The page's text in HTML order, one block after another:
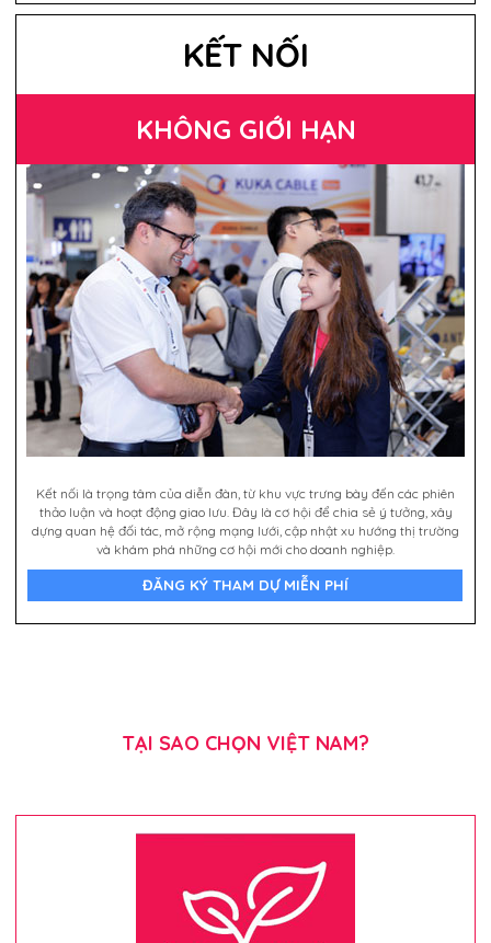
KẾT NỐI
KHÔNG GIỚI HẠN
Kết nối là trọng tâm của diễn đàn, từ khu vực trưng bày đến các phiên
thảo luận và hoạt động giao lưu. Đây là cơ hội để chia sẻ ý tưởng, xây
dựng quan hệ đối tác, mở rộng mạng lưới, cập nhật xu hướng thị trường
và khám phá những cơ hội mới cho doanh nghiệp.
ĐĂNG KÝ THAM DỰ MIỄN PHÍ
TẠI SAO CHỌN VIỆT NAM?